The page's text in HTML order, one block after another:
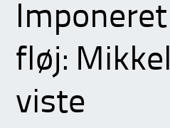
fløj:
viste